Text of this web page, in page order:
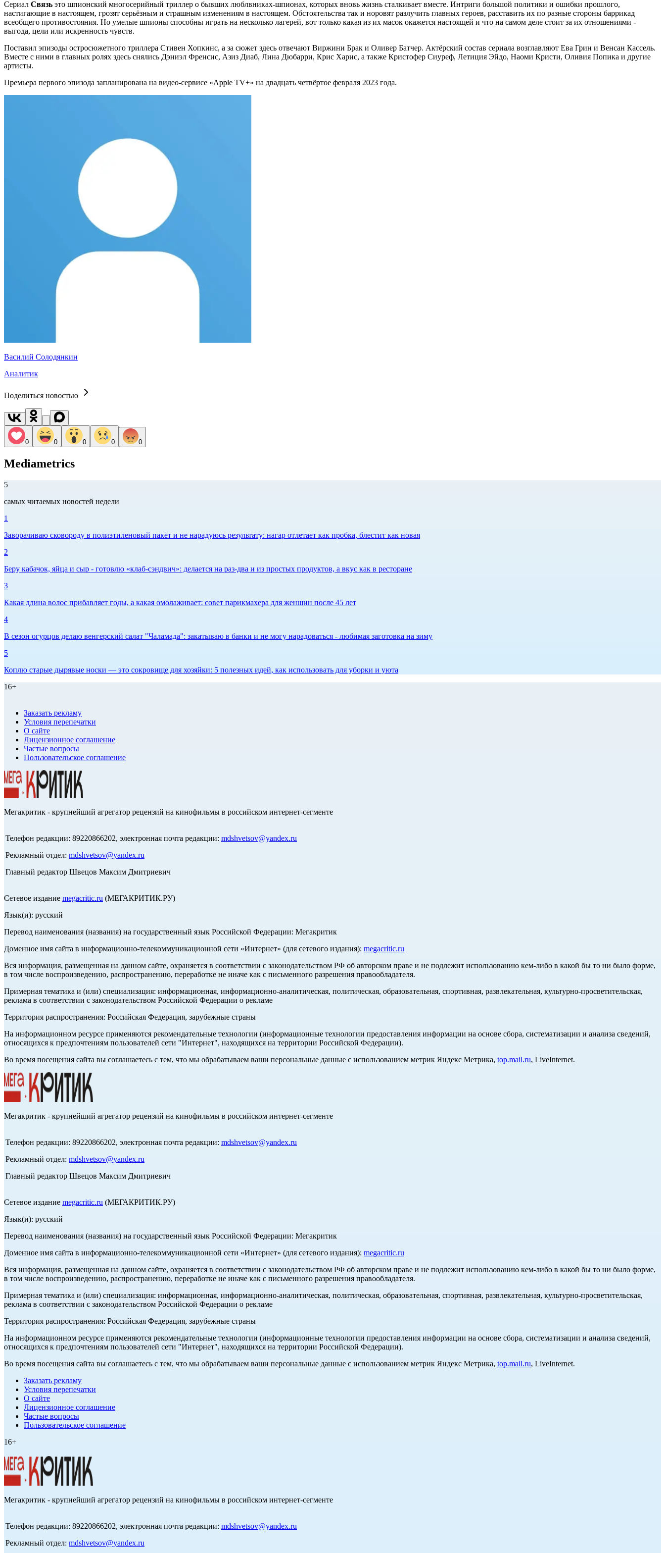
Сериал Связь это шпионский многосерийный триллер о бывших люблвниках-шпионах, которых вновь жизнь сталкивает вместе. Интриги большой политики и ошибки прошлого,
настигающие в настоящем, грозят серьёзным и страшным изменениям в настоящем. Обстоятельства так и норовят разлучить главных героев, расставить их по разные стороны баррикад
всеобщего противостояния. Но умелые шпионы способны играть на несколько лагерей, вот только какая из их масок окажется настоящей и что на самом деле стоит за их отношениями -
выгода, цели или искренность чувств.
Поставил эпизоды остросюжетного триллера Стивен Хопкинс, а за сюжет здесь отвечают Виржини Брак и Оливер Батчер. Актёрский состав сериала возглавляют Ева Грин и Венсан Кассель.
Вместе с ними в главных ролях здесь снялись Дэниэл Френсис, Азиз Диаб, Лина Дюбарри, Крис Харис, а также Кристофер Сиуреф, Летиция Эйдо, Наоми Кристи, Оливия Попика и другие
артисты.
Премьера первого эпизода запланирована на видео-сервисе «Apple TV+» на двадцать четвёртое февраля 2023 года.
Василий Солодянкин
Аналитик
Поделиться новостью
0 0 0 0 0
Mediametrics
5
самых читаемых новостей недели
1
Заворачиваю сковороду в полиэтиленовый пакет и не нарадуюсь результату: нагар отлетает как пробка, блестит как новая
2
Беру кабачок, яйца и сыр - готовлю «клаб-сэндвич»: делается на раз-два и из простых продуктов, а вкус как в ресторане
3
Какая длина волос прибавляет годы, а какая омолаживает: совет парикмахера для женщин после 45 лет
4
В сезон огурцов делаю венгерский салат "Чаламада": закатываю в банки и не могу нарадоваться - любимая заготовка на зиму
5
Коплю старые дырявые носки — это сокровище для хозяйки: 5 полезных идей, как использовать для уборки и уюта
16+
Заказать рекламу
Условия перепечатки
О сайте
Лицензионное соглашение
Частые вопросы
Пользовательское соглашение
Мегакритик - крупнейший агрегатор рецензий на кинофильмы в российском интернет-сегменте
Телефон редакции: 89220866202, электронная почта редакции: mdshvetsov@yandex.ru
Рекламный отдел: mdshvetsov@yandex.ru
Главный редактор Швецов Максим Дмитриевич
Сетевое издание megacritic.ru (МЕГАКРИТИК.РУ)
Язык(и): русский
Перевод наименования (названия) на государственный язык Российской Федерации: Мегакритик
Доменное имя сайта в информационно-телекоммуникационной сети «Интернет» (для сетевого издания): megacritic.ru
Вся информация, размещенная на данном сайте, охраняется в соответствии с законодательством РФ об авторском праве и не подлежит использованию кем-либо в какой бы то ни было форме,
в том числе воспроизведению, распространению, переработке не иначе как с письменного разрешения правообладателя.
Примерная тематика и (или) специализация: информационная, информационно-аналитическая, политическая, образовательная, спортивная, развлекательная, культурно-просветительская,
реклама в соответствии с законодательством Российской Федерации о рекламе
Территория распространения: Российская Федерация, зарубежные страны
На информационном ресурсе применяются рекомендательные технологии (информационные технологии предоставления информации на основе сбора, систематизации и анализа сведений,
относящихся к предпочтениям пользователей сети "Интернет", находящихся на территории Российской Федерации).
Во время посещения сайта вы соглашаетесь с тем, что мы обрабатываем ваши персональные данные с использованием метрик Яндекс Метрика, top.mail.ru, LiveInternet.
Мегакритик - крупнейший агрегатор рецензий на кинофильмы в российском интернет-сегменте
Телефон редакции: 89220866202, электронная почта редакции: mdshvetsov@yandex.ru
Рекламный отдел: mdshvetsov@yandex.ru
Главный редактор Швецов Максим Дмитриевич
Сетевое издание megacritic.ru (МЕГАКРИТИК.РУ)
Язык(и): русский
Перевод наименования (названия) на государственный язык Российской Федерации: Мегакритик
Доменное имя сайта в информационно-телекоммуникационной сети «Интернет» (для сетевого издания): megacritic.ru
Вся информация, размещенная на данном сайте, охраняется в соответствии с законодательством РФ об авторском праве и не подлежит использованию кем-либо в какой бы то ни было форме,
в том числе воспроизведению, распространению, переработке не иначе как с письменного разрешения правообладателя.
Примерная тематика и (или) специализация: информационная, информационно-аналитическая, политическая, образовательная, спортивная, развлекательная, культурно-просветительская,
реклама в соответствии с законодательством Российской Федерации о рекламе
Территория распространения: Российская Федерация, зарубежные страны
На информационном ресурсе применяются рекомендательные технологии (информационные технологии предоставления информации на основе сбора, систематизации и анализа сведений,
относящихся к предпочтениям пользователей сети "Интернет", находящихся на территории Российской Федерации).
Во время посещения сайта вы соглашаетесь с тем, что мы обрабатываем ваши персональные данные с использованием метрик Яндекс Метрика, top.mail.ru, LiveInternet.
Заказать рекламу
Условия перепечатки
О сайте
Лицензионное соглашение
Частые вопросы
Пользовательское соглашение
16+
Мегакритик - крупнейший агрегатор рецензий на кинофильмы в российском интернет-сегменте
Телефон редакции: 89220866202, электронная почта редакции: mdshvetsov@yandex.ru
Рекламный отдел: mdshvetsov@yandex.ru